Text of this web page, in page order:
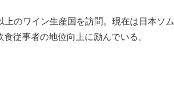
のワイン生産国を訪問。現在は日本ソム
従事者の地位向上に励んでいる。